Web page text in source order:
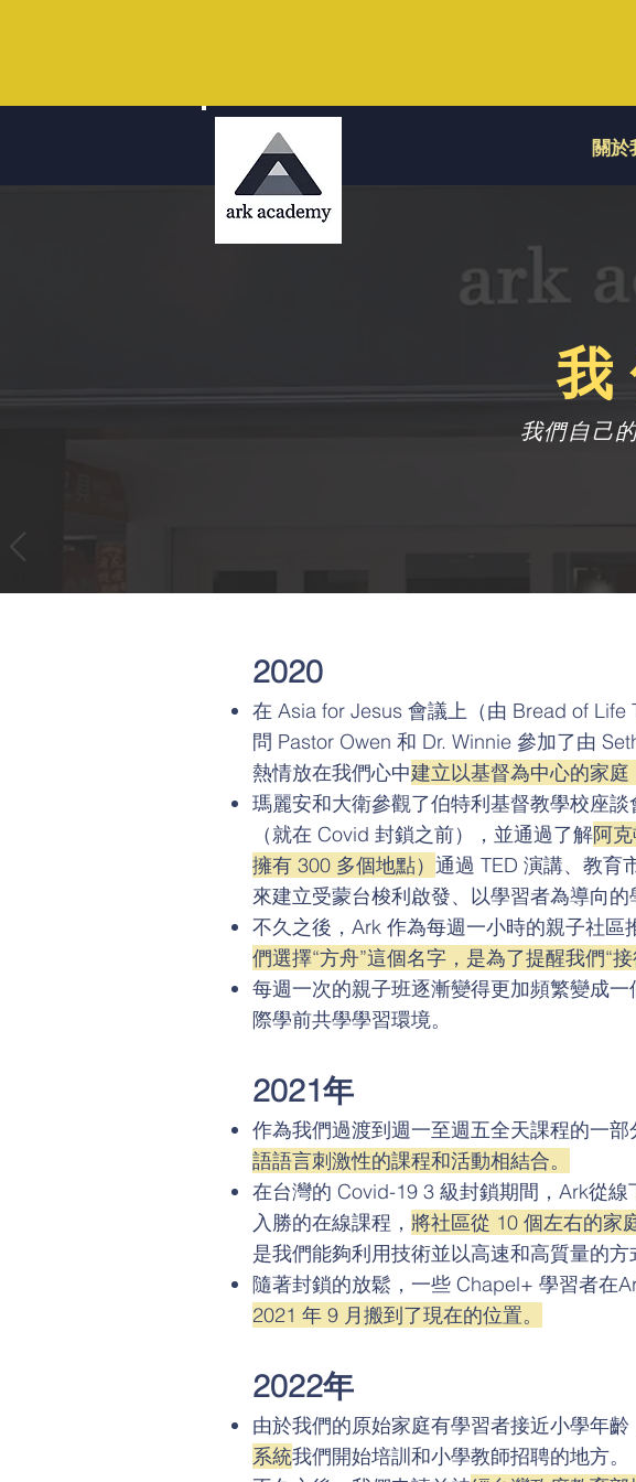
關於
關於
我們自己
2020
在 Asia for Jesus 會議上（由 Bread of
問 Pastor Owen 和 Dr. Winnie 參加了由
熱情放在我們心中建立以基督為中心的家
瑪麗安和大衛參觀了伯特利基督教學校座
（就在 Covid 封鎖之前），並通過了解阿
擁有 300 多個地點） 通過 TED 演講、教育
來建立受蒙台梭利啟發、以學習者為導向
不久之後，Ark 作為每週一小時的親子社區
們選擇“方舟”這個名字，是為了提醒我們“
每週一次的親子班逐漸變得更加頻繁變成
際學前共學學習環境。
2021年
作為我們過渡到週一至週五全天課程的一部
語語言刺激性的課程和活動相結合。
在台灣的 Covid-19 3 級封鎖期間，Ark從
入勝的在線課程， 將社區從 10 個左右的家
是我們能夠利用技術並以高速和高質量的方
隨著封鎖的放鬆，一些 Chapel+ 學習者在
2021 年 9 月搬到了現在的位置。
2022年
由於我們的原始家庭有學習者接近小學年
系統我們開始培訓和小學教師招聘的地方。